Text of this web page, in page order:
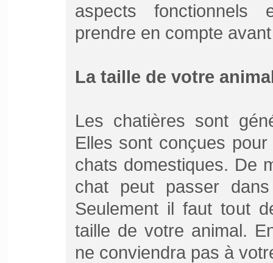
aspects fonctionnels
prendre en compte
La taille de votre
Les chatières sont
Elles sont conçues
chats domestiques. De
chat peut passer
Seulement il faut tout
taille de votre animal.
ne conviendra pas à